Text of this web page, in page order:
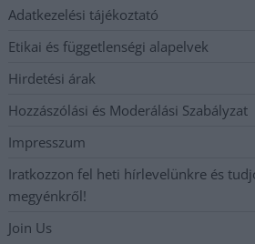
Adatkezelési tájékoztató
Etikai és függetlenségi alapelvek
Hirdetési árak
Hozzászólási és Moderálási Szabályzat
Impresszum
Iratkozzon fel heti hírlevelünkre és
megyénkről!
Join Us